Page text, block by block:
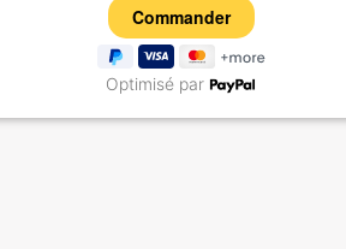
Optimisé par